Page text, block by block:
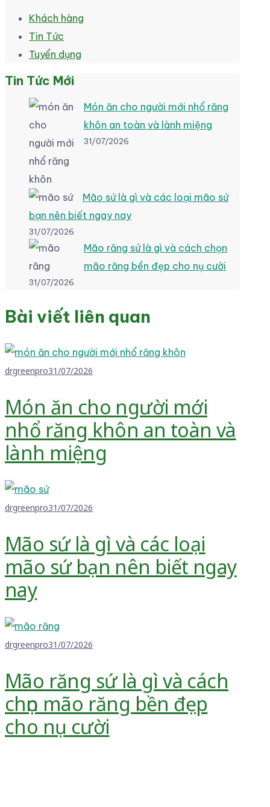
Khách hàng
Tin Tức
Tuyển dụng
Tin Tức Mới
Món ăn cho người mới nhổ răng
khôn an toàn và lành miệng
31/07/2026
Mão sứ là gì và các loại mão sứ
bạn nên biết ngay nay
31/07/2026
Mão răng sứ là gì và cách chọn
mão răng bền đẹp cho nụ cười
31/07/2026
Bài viết liên quan
drgreenpro31/07/2026
Món ăn cho người mới
nhổ răng khôn an toàn và
lành miệng
drgreenpro31/07/2026
Mão sứ là gì và các loại
mão sứ bạn nên biết ngay
nay
drgreenpro31/07/2026
Mão răng sứ là gì và cách
chọn mão răng bền đẹp
cho nụ cười